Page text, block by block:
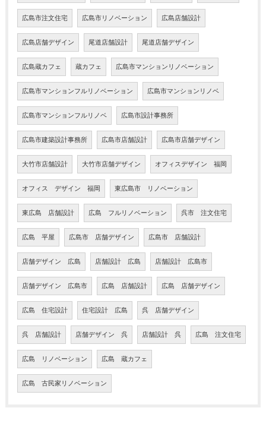
広島市注文住宅 広島市リノベーション 広島店舗設計
広島店舗デザイン 尾道店舗設計 尾道店舗デザイン
広島蔵カフェ 蔵カフェ 広島市マンションリノベーション
広島市マンションフルリノベーション 広島市マンションリノベ
広島市マンションフルリノベ 広島市設計事務所
広島市建築設計事務所 広島市店舗設計 広島市店舗デザイン
大竹市店舗設計 大竹市店舗デザイン オフィスデザイン 福岡
オフィス デザイン 福岡 東広島市 リノベーション
東広島 店舗設計 広島 フルリノベーション 呉市 注文住宅
広島 平屋 広島市 店舗デザイン 広島市 店舗設計
店舗デザイン 広島 店舗設計 広島 店舗設計 広島市
店舗デザイン 広島市 広島 店舗設計 広島 店舗デザイン
広島 住宅設計 住宅設計 広島 呉 店舗デザイン
呉 店舗設計 店舗デザイン 呉 店舗設計 呉 広島 注文住宅
広島 リノベーション 広島 蔵カフェ
広島 古民家リノベーション